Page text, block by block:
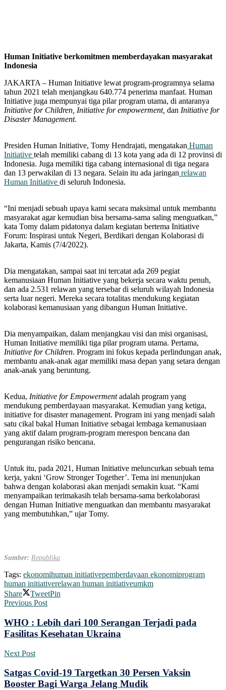
Human Initiative berkomitmen memberdayakan masyarakat
Indonesia
JAKARTA – Human Initiative lewat program-programnya selama
tahun 2021 telah menjangkau 640.774 penerima manfaat. Human
Initiative juga mempunyai tiga pilar program utama, di antaranya
Initiative for Children, Initiative for empowerment, dan Initiative for
Disaster Management.
Presiden Human Initiative, Tomy Hendrajati, mengatakan Human
Initiative telah memiliki cabang di 13 kota yang ada di 12 provinsi di
Indonesia. Juga memiliki tiga cabang internasional di tiga negara
dan 13 perwakilan di 13 negara. Selain itu ada jaringan relawan
Human Initiative di seluruh Indonesia.
“Ini menjadi sebuah upaya kami secara maksimal untuk membantu
masyarakat agar kemudian bisa bersama-sama saling menguatkan,”
kata Tomy dalam pidatonya dalam kegiatan bertema Initiative
Forum: Inspirasi untuk Negeri, Berdikari dengan Kolaborasi di
Jakarta, Kamis (7/4/2022).
Dia mengatakan, sampai saat ini tercatat ada 269 pegiat
kemanusiaan Human Initiative yang bekerja secara waktu penuh,
dan ada 2.531 relawan yang tersebar di seluruh wilayah Indonesia
serta luar negeri. Mereka secara totalitas mendukung kegiatan
kolaborasi kemanusiaan yang dibangun Human Initiative.
Dia menyampaikan, dalam menjangkau visi dan misi organisasi,
Human Initiative memiliki tiga pilar program utama. Pertama,
Initiative for Children. Program ini fokus kepada perlindungan anak,
membantu anak-anak agar memiliki masa depan yang setara dengan
anak-anak yang beruntung.
Kedua, Initiative for Empowermentadalah program yang
mendukung pemberdayaan masyarakat. Kemudian yang ketiga,
initiative for disaster management. Program ini yang menjadi salah
satu cikal bakal Human Initiative sebagai lembaga kemanusiaan
yang aktif dalam program-program merespon bencana dan
pengurangan risiko bencana.
Untuk itu, pada 2021, Human Initiative meluncurkan sebuah tema
kerja, yakni ‘Grow Stronger Together’. Tema ini menunjukan
bahwa dengan kolaborasi akan menjadi semakin kuat. “Kami
menyampaikan terimakasih telah bersama-sama berkolaborasi
dengan Human Initiative menguatkan dan membantu masyarakat
yang membutuhkan,” ujar Tomy.
Sumber: Republika
Tags: ekonomihuman initiativepemberdayaan ekonomiprogram
human initiativerelawan human initiativeumkm
Share
TweetPin
Previous Post
WHO : Lebih dari 100 Serangan Terjadi pada
Fasilitas Kesehatan Ukraina
Next Post
Satgas Covid-19 Targetkan 30 Persen Vaksin
Booster Bagi Warga Jelang Mudik